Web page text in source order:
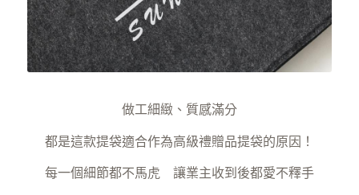
做工細緻、質感滿分
都是這款提袋適合作為高級禮贈品提袋的原因！
每一個細節都不馬虎 讓業主收到後都愛不釋手